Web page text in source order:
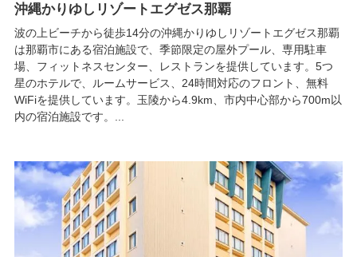
沖縄かりゆしリゾートエグゼス那覇
波の上ビーチから徒歩14分の沖縄かりゆしリゾートエグゼス那覇
は那覇市にある宿泊施設で、季節限定の屋外プール、専用駐車
場、フィットネスセンター、レストランを提供しています。5つ
星のホテルで、ルームサービス、24時間対応のフロント、無料
WiFiを提供しています。玉陵から4.9km、市内中心部から700m以
内の宿泊施設です。...